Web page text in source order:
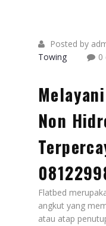
Posted by
Towing
0
Non
Flatbed
angkut yang
atau atap